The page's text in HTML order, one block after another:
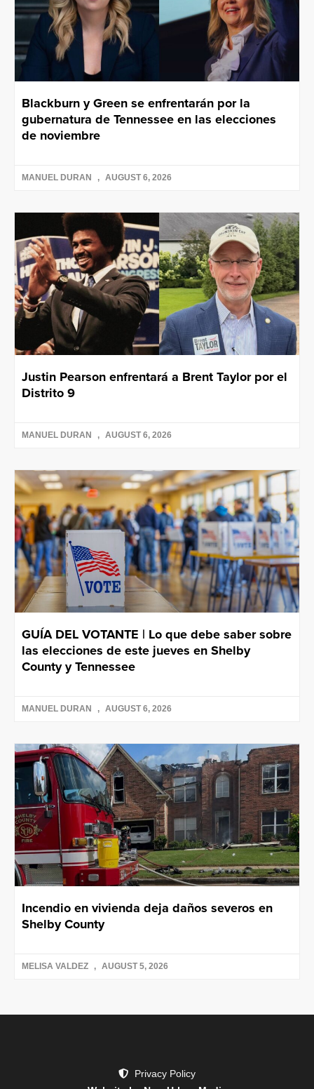
Blackburn y Green se enfrentarán por la
gubernatura de Tennessee en las elecciones
de noviembre
MANUEL DURAN AUGUST 6, 2026
Justin Pearson enfrentará a Brent Taylor por el
Distrito 9
MANUEL DURAN AUGUST 6, 2026
GUÍA DEL VOTANTE | Lo que debe saber sobre
las elecciones de este jueves en Shelby
County y Tennessee
MANUEL DURAN AUGUST 6, 2026
Incendio en vivienda deja daños severos en
Shelby County
MELISA VALDEZ AUGUST 5, 2026
Privacy Policy